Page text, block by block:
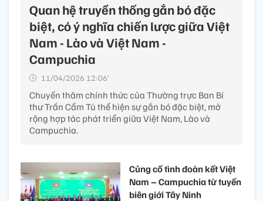
Quan hệ truyền thống gắn bó đặc
biệt, có ý nghĩa chiến lược giữa Việt
Nam - Lào và Việt Nam -
Campuchia
11/04/2026 12:06’
Chuyến thăm chính thức của Thường trực Ban Bí
thư Trần Cẩm Tú thể hiện sự gắn bó đặc biệt, mở
rộng hợp tác phát triển giữa Việt Nam, Lào và
Campuchia.
Củng cố tình đoàn kết Việt
Nam – Campuchia từ tuyến
biên giới Tây Ninh